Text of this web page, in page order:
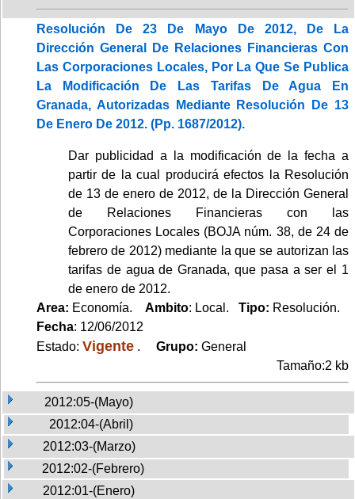
Resolución De 23 De Mayo De 2012, De La
Dirección General De Relaciones Financieras Con
Las Corporaciones Locales, Por La Que Se Publica
La Modificación De Las Tarifas De Agua En
Granada, Autorizadas Mediante Resolución De 13
De Enero De 2012. (Pp. 1687/2012).
Dar publicidad a la modificación de la fecha a
partir de la cual producirá efectos la Resolución
de 13 de enero de 2012, de la Dirección General
de Relaciones Financieras con las
Corporaciones Locales (BOJA núm. 38, de 24 de
febrero de 2012) mediante la que se autorizan las
tarifas de agua de Granada, que pasa a ser el 1
de enero de 2012.
Area: Economía. Ambito: Local. Tipo: Resolución.
Fecha: 12/06/2012
Estado: Vigente . Grupo: General
Tamaño:2 kb
2012:05-(Mayo)
2012:04-(Abril)
2012:03-(Marzo)
2012:02-(Febrero)
2012:01-(Enero)